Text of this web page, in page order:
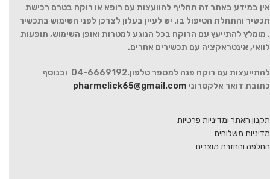
אין במידע באתר זה תחליף להוועצות עם רופא או רוקח בטרם רכישת
תכשיר והתחלת הטיפול בו. יש לעיין בעלון לצרכן לפני השימוש בתכשיר
. מומלץ להתייעץ עם הרוקח בכל הנוגע למטרות ואופן השימוש, תופעות
לוואי, אינטראקציה עם תכשירים אחרים.
להתייעצות עם רוקח פנה למספר טלפון.04-6669192 ובנוסף
כתובת דואר אלקטרוני pharmclick65@gmail.com
תקנון האתר ומדיניות פרטיות
מדיניות משלוחים
החלפה והחזרת מוצרים